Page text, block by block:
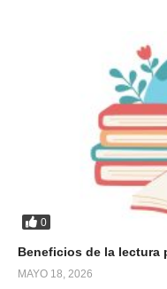
0
Beneficios de la lectura
MAYO 18, 2026